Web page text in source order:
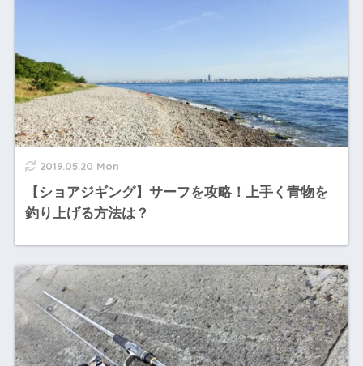
2019.05.20 Mon
【ショアジギング】サーフを攻略！上手く青物を
釣り上げる方法は？